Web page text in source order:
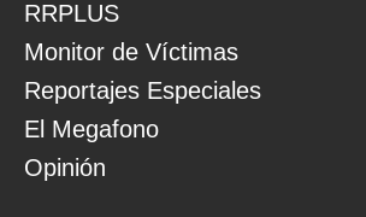
RRPLUS
Monitor de Víctimas
Reportajes Especiales
El Megafono
Opinión